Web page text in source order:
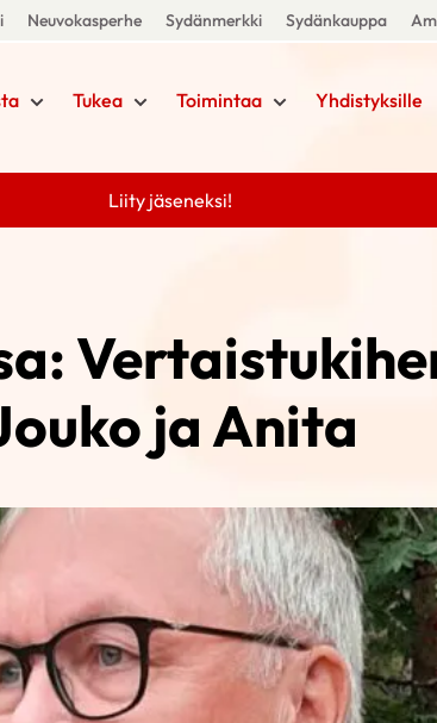
Neuvokasperhe Sydänmerkki Sydänkauppa
Tukea Toimintaa Yhdistyksille
Liity jäseneksi!
ja Anita